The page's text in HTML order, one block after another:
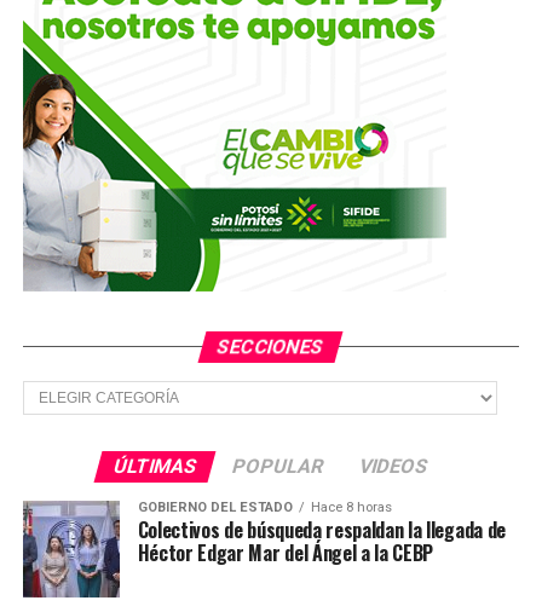
SECCIONES
Secciones
ÚLTIMAS POPULAR VIDEOS
GOBIERNO DEL ESTADO Hace 8 horas
Colectivos de búsqueda respaldan la llegada de
Héctor Edgar Mar del Ángel a la CEBP